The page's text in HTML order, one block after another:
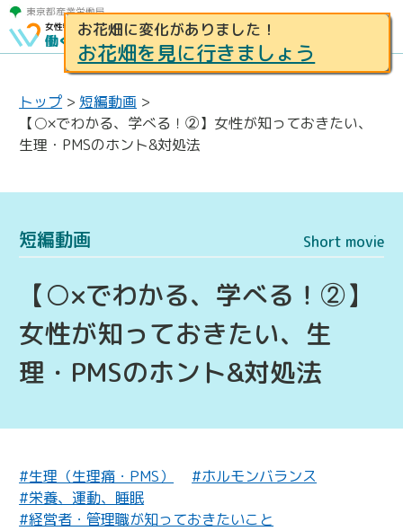
お花畑に変化がありました！
お花畑を見に行きましょう
トップ > 短編動画 >
【○×でわかる、学べる！②】女性が知っておきたい、
生理・PMSのホント&対処法
短編動画 Short movie
【○×でわかる、学べる！②】
女性が知っておきたい、生
理・PMSのホント&対処法
#生理（生理痛・PMS）
#ホルモンバランス
#栄養、運動、睡眠
#経営者・管理職が知っておきたいこと